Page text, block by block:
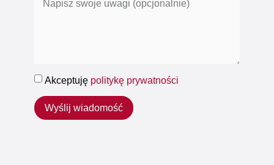
Akceptuję politykę prywatności
Wyślij wiadomość